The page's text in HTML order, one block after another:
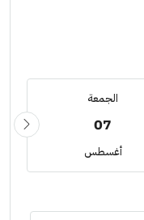
الجمعة
07
أغسطس